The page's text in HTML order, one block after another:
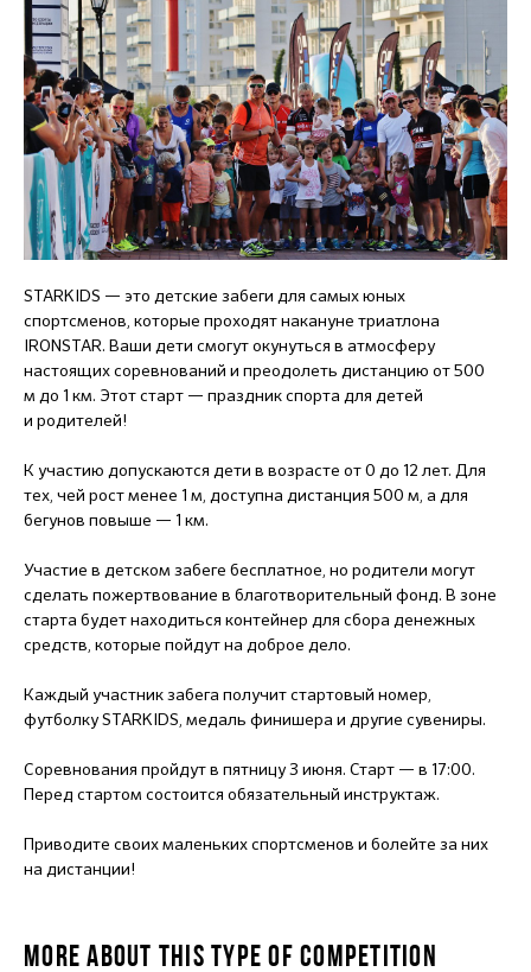
STARKIDS — это детские забеги для самых юных
спортсменов, которые проходят накануне триатлона
IRONSTAR. Ваши дети смогут окунуться в атмосферу
настоящих соревнований и преодолеть дистанцию от 500
м до 1 км. Этот старт — праздник спорта для детей
и родителей!
К участию допускаются дети в возрасте от 0 до 12 лет. Для
тех, чей рост менее 1 м, доступна дистанция 500 м, а для
бегунов повыше — 1 км.
Участие в детском забеге бесплатное, но родители могут
сделать пожертвование в благотворительный фонд. В зоне
старта будет находиться контейнер для сбора денежных
средств, которые пойдут на доброе дело.
Каждый участник забега получит стартовый номер,
футболку STARKIDS, медаль финишера и другие сувениры.
Соревнования пройдут в пятницу 3 июня. Старт — в 17:00.
Перед стартом состоится обязательный инструктаж.
Приводите своих маленьких спортсменов и болейте за них
на дистанции!
MORE ABOUT THIS TYPE OF COMPETITION